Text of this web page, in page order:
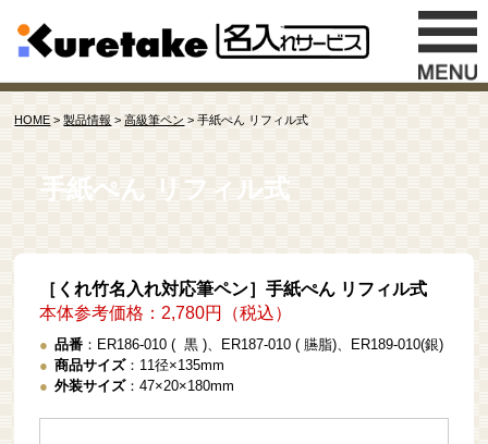
HOME >製品情報 >高級筆ペン > 手紙ぺん リフィル式
手紙ぺん リフィル式
［くれ竹名入れ対応筆ペン］手紙ぺん リフィル式
本体参考価格：2,780円（税込）
品番 ：ER186-010 ( 黒 )、ER187-010 ( 臙脂)、ER189-010(銀)
商品サイズ：11径×135mm
外装サイズ：47×20×180mm